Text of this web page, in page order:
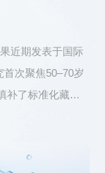
近期发表于国际
首次聚焦50–70岁
补了标准化藏红